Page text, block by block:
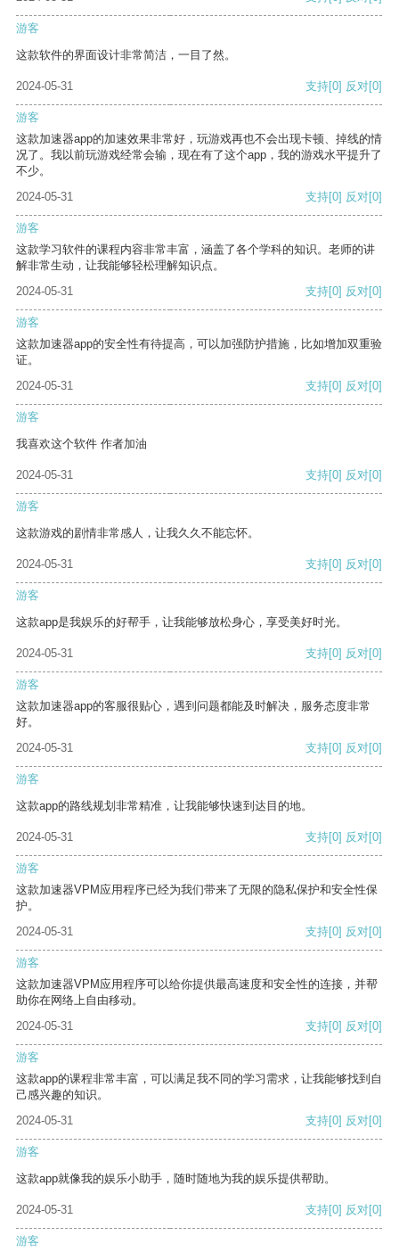
游客
这款软件的界面设计非常简洁，一目了然。
2024-05-31 支持[0] 反对[0]
游客
这款加速器app的加速效果非常好，玩游戏再也不会出现卡顿、掉线的情
况了。我以前玩游戏经常会输，现在有了这个app，我的游戏水平提升了
不少。
2024-05-31
支持[0] 反对[0]
游客
这款学习软件的课程内容非常丰富，涵盖了各个学科的知识。老师的讲
解非常生动，让我能够轻松理解知识点。
2024-05-31
支持[0] 反对[0]
游客
这款加速器app的安全性有待提高，可以加强防护措施，比如增加双重验
证。
2024-05-31
支持[0] 反对[0]
游客
我喜欢这个软件 作者加油
2024-05-31 支持[0] 反对[0]
游客
这款游戏的剧情非常感人，让我久久不能忘怀。
2024-05-31 支持[0] 反对[0]
游客
这款app是我娱乐的好帮手，让我能够放松身心，享受美好时光。
2024-05-31 支持[0] 反对[0]
游客
这款加速器app的客服很贴心，遇到问题都能及时解决，服务态度非常
好。
2024-05-31
支持[0] 反对[0]
游客
这款app的路线规划非常精准，让我能够快速到达目的地。
2024-05-31 支持[0] 反对[0]
游客
这款加速器VPM应用程序已经为我们带来了无限的隐私保护和安全性保
护。
2024-05-31
支持[0] 反对[0]
游客
这款加速器VPM应用程序可以给你提供最高速度和安全性的连接，并帮
助你在网络上自由移动。
2024-05-31
支持[0] 反对[0]
游客
这款app的课程非常丰富，可以满足我不同的学习需求，让我能够找到自
己感兴趣的知识。
2024-05-31
支持[0] 反对[0]
游客
这款app就像我的娱乐小助手，随时随地为我的娱乐提供帮助。
2024-05-31 支持[0] 反对[0]
游客